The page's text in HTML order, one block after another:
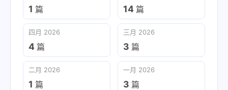
1 篇 14 篇
四月 2026
4 篇
三月 2026
3 篇
二月 2026
1 篇
一月 2026
3 篇